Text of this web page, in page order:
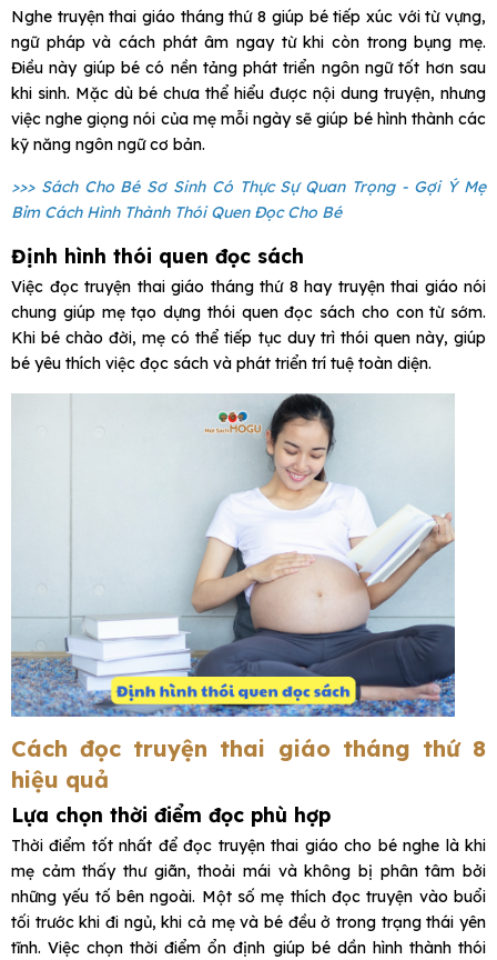
Nghe truyện thai giáo tháng thứ 8 giúp bé tiếp xúc với từ vựng,
ngữ pháp và cách phát âm ngay từ khi còn trong bụng mẹ.
Điều này giúp bé có nền tảng phát triển ngôn ngữ tốt hơn sau
khi sinh. Mặc dù bé chưa thể hiểu được nội dung truyện, nhưng
việc nghe giọng nói của mẹ mỗi ngày sẽ giúp bé hình thành các
kỹ năng ngôn ngữ cơ bản.
>>> Sách Cho Bé Sơ Sinh Có Thực Sự Quan Trọng - Gợi Ý Mẹ
Bỉm Cách Hình Thành Thói Quen Đọc Cho Bé
Định hình thói quen đọc sách
Việc đọc truyện thai giáo tháng thứ 8 hay truyện thai giáo nói
chung giúp mẹ tạo dựng thói quen đọc sách cho con từ sớm.
Khi bé chào đời, mẹ có thể tiếp tục duy trì thói quen này, giúp
bé yêu thích việc đọc sách và phát triển trí tuệ toàn diện.
Cách đọc truyện thai giáo tháng thứ 8
hiệu quả
Lựa chọn thời điểm đọc phù hợp
Thời điểm tốt nhất để đọc truyện thai giáo cho bé nghe là khi
mẹ cảm thấy thư giãn, thoải mái và không bị phân tâm bởi
những yếu tố bên ngoài. Một số mẹ thích đọc truyện vào buổi
tối trước khi đi ngủ, khi cả mẹ và bé đều ở trong trạng thái yên
tĩnh. Việc chọn thời điểm ổn định giúp bé dần hình thành thói